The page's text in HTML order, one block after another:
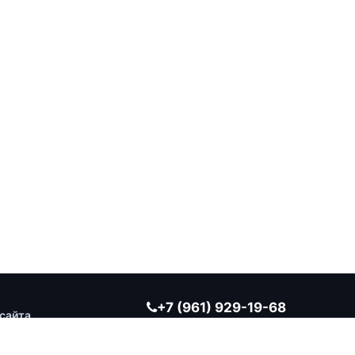
+7 (961) 929-19-68